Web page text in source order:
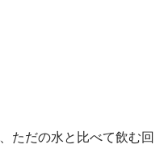
ただの水と比べて飲む回